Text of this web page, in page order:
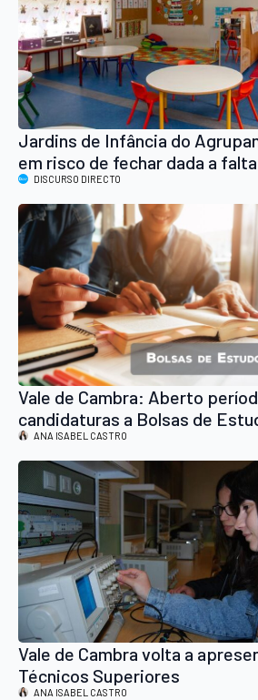
Jardins de Infância do
em risco de fechar dada a
DISCURSO DIRECTO
Vale de Cambra: Aberto
candidaturas a Bolsas de
ANA ISABEL CASTRO
Vale de Cambra volta a
Técnicos Superiores
ANA ISABEL CASTRO